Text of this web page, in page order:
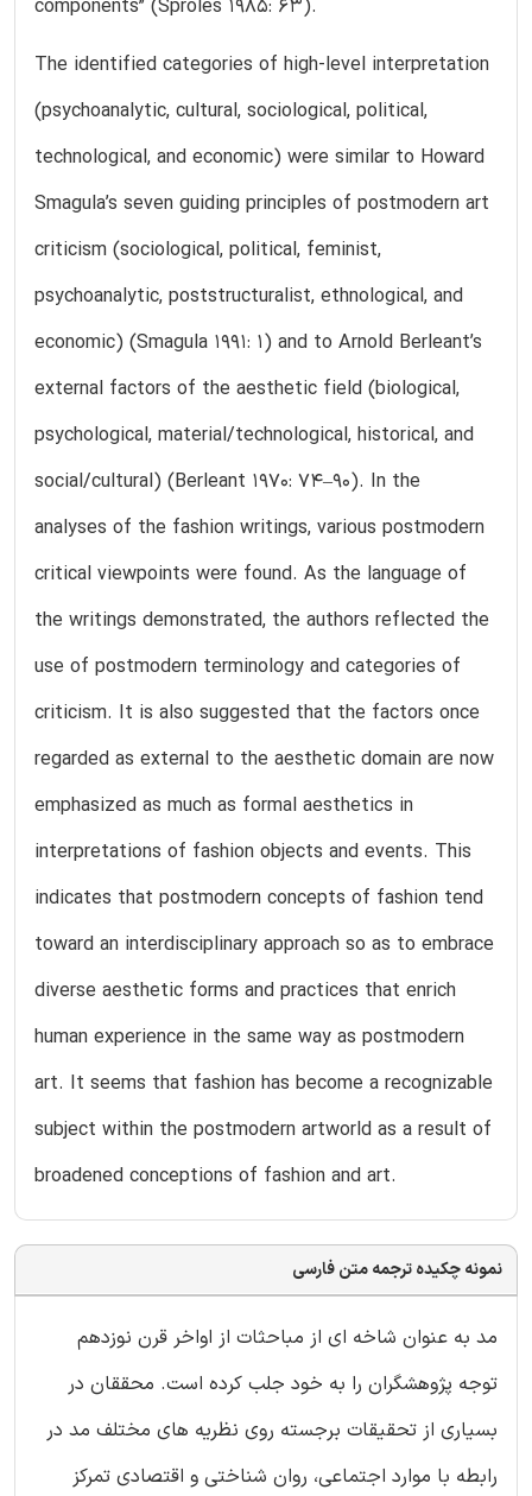
components” (Sproles 1985: 63).
The identified categories of high-level interpretation
(psychoanalytic, cultural, sociological, political,
technological, and economic) were similar to Howard
Smagula’s seven guiding principles of postmodern art
criticism (sociological, political, feminist,
psychoanalytic, poststructuralist, ethnological, and
economic) (Smagula 1991: 1) and to Arnold Berleant’s
external factors of the aesthetic field (biological,
psychological, material/technological, historical, and
social/cultural) (Berleant 1970: 74–90). In the
analyses of the fashion writings, various postmodern
critical viewpoints were found. As the language of
the writings demonstrated, the authors reflected the
use of postmodern terminology and categories of
criticism. It is also suggested that the factors once
regarded as external to the aesthetic domain are now
emphasized as much as formal aesthetics in
interpretations of fashion objects and events. This
indicates that postmodern concepts of fashion tend
toward an interdisciplinary approach so as to embrace
diverse aesthetic forms and practices that enrich
human experience in the same way as postmodern
art. It seems that fashion has become a recognizable
subject within the postmodern artworld as a result of
broadened conceptions of fashion and art.
نمونه چکیده ترجمه متن فارسی
مد به عنوان شاخه ای از مباحثات از اواخر قرن نوزدهم
توجه پژوهشگران را به خود جلب کرده است. محققان در
بسیاری از تحقیقات برجسته روی نظریه های مختلف مد در
رابطه با موارد اجتماعی، روان شناختی و اقتصادی تمرکز